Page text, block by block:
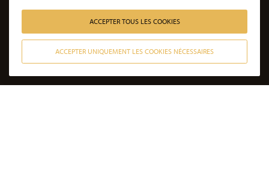
ACCEPTER UNIQUEMENT LES COOKIES NÉCESSAIRES
ACCEPTER TOUS LES COOKIES